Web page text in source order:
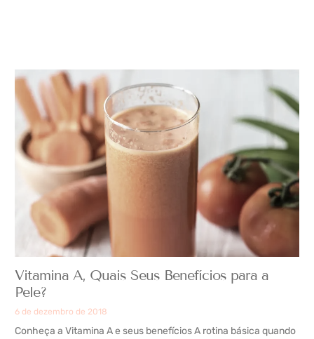
Vitamina A, Quais Seus Benefícios para a
Pele?
6 de dezembro de 2018
Conheça a Vitamina A e seus benefícios A rotina básica quando